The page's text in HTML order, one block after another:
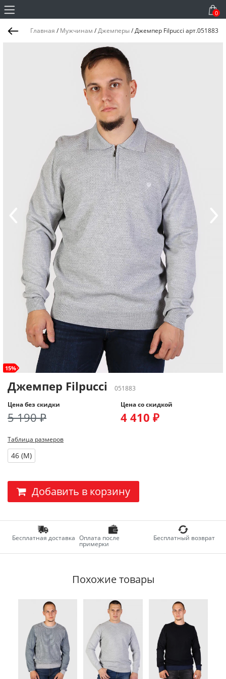
0
Главная / Мужчинам /Джемперы/Джемпер Filpucci арт.051883
15%
Джемпер Filpucci
051883
Цена без скидки
5 190 ₽
Цена со скидкой
4 410 ₽
Таблица размеров
46 (M)
Добавить в корзину
Бесплатная доставка Оплата после
примерки
Бесплатный возврат
Похожие товары